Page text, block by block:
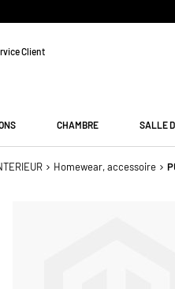
Client
CHAMBRE SALLE
Homewear, accessoire